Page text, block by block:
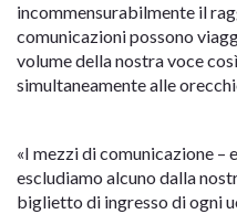
incommensurabilmente il
comunicazioni possono
volume della nostra voce
simultaneamente alle
«I mezzi di comunicazione –
escludiamo alcuno dalla
biglietto di ingresso di ogni